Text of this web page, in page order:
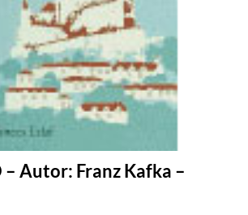
– Autor: Franz Kafka –